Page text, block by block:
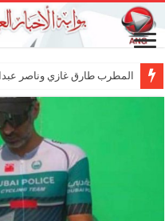
المطرب طارق غازي وناصر